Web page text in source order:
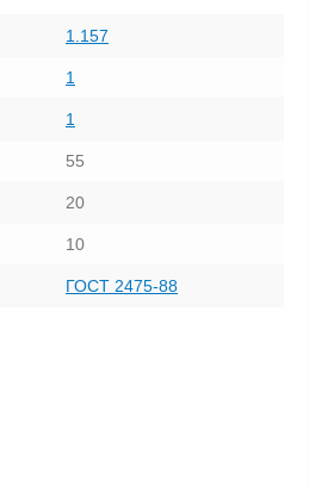
1.157
1
1
55
20
10
ГОСТ 2475-88